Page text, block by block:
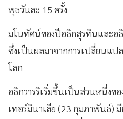
พุธวันละ 15 ครั้ง
มโนทัศน์ของปีอธิกสุรทินและอ
ซึ่งเป็นผลมาจากการเปลี่ยนแป
โลก
อธิกวารริเริ่มขึ้นเป็นส่วนหนึ่งขอ
เทอร์มินาเลีย (23 กุมภาพันธ์) มี